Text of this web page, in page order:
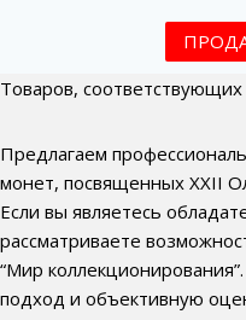
Товаров,
Предлагаем
монет, посвященных XXII
Если вы являетесь
рассматриваете
“Мир
подход и объективную